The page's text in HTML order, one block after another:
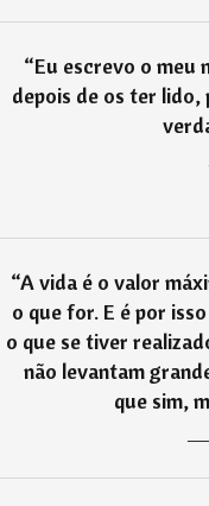
“Eu escrevo o meu
depois de os ter lido,
“A vida é o valor
o que for. E é por
o que se tiver
não levantam
que sim,
―